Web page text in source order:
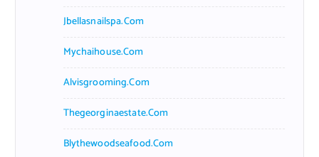
Jbellasnailspa.com
Mychaihouse.com
Alvisgrooming.com
Thegeorginaestate.com
Blythewoodseafood.com